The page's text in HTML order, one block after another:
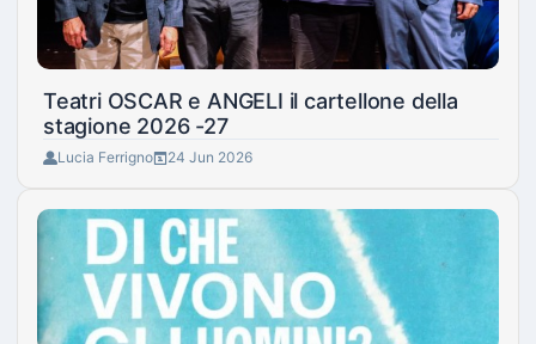
Teatri OSCAR e ANGELI il cartellone della
stagione 2026 -27
Lucia Ferrigno 24 Jun 2026